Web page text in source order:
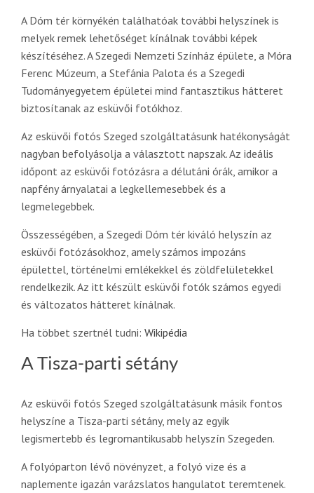
A Dóm tér környékén találhatóak további helyszínek is
melyek remek lehetőséget kínálnak további képek
készítéséhez. A Szegedi Nemzeti Színház épülete, a Móra
Ferenc Múzeum, a Stefánia Palota és a Szegedi
Tudományegyetem épületei mind fantasztikus hátteret
biztosítanak az esküvői fotókhoz.
Az esküvői fotós Szeged szolgáltatásunk hatékonyságát
nagyban befolyásolja a választott napszak. Az ideális
időpont az esküvői fotózásra a délutáni órák, amikor a
napfény árnyalatai a legkellemesebbek és a
legmelegebbek.
Összességében, a Szegedi Dóm tér kiváló helyszín az
esküvői fotózásokhoz, amely számos impozáns
épülettel, történelmi emlékekkel és zöldfelületekkel
rendelkezik. Az itt készült esküvői fotók számos egyedi
és változatos hátteret kínálnak.
Ha többet szertnél tudni: Wikipédia
A Tisza-parti sétány
Az esküvői fotós Szeged szolgáltatásunk másik fontos
helyszíne a Tisza-parti sétány, mely az egyik
legismertebb és legromantikusabb helyszín Szegeden.
A folyóparton lévő növényzet, a folyó vize és a
naplemente igazán varázslatos hangulatot teremtenek.